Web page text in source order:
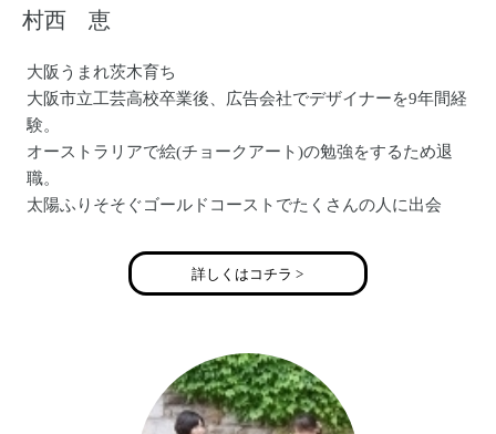
村西 恵
大阪うまれ茨木育ち
大阪市立工芸高校卒業後、広告会社でデザイナーを9年間経
験。
オーストラリアで絵(チョークアート)の勉強をするため退
職。
太陽ふりそそぐゴールドコーストでたくさんの人に出会
帰国後、ふとテレビで見た似顔絵の世界大会優勝者に興味
blog http://kamonohashi.seesaa.net/
詳しくはコチラ >